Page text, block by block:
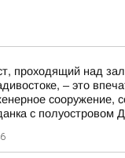
проходящий над
– это
сооружение,
с полуостровом